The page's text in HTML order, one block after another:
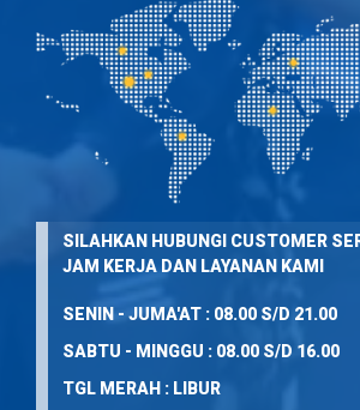
SILAHKAN HUBUNGI CUSTOMER
JAM KERJA DAN LAYANAN KAMI
SENIN - JUMA'AT : 08.00 S/D 21.00
SABTU - MINGGU : 08.00 S/D 16.00
TGL MERAH : LIBUR